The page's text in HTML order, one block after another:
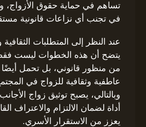
تساهم في حماية حقوق الأزواج،
في تجنب أي نزاعات قانونية
عند النظر إلى المتطلبات الثقافية
يتضح أن هذه الخطوات ليست
من منظور قانوني، بل تحمل أيضًا
عاطفية وثقافية للزواج في
وبالتالي، يصبح توثيق زواج
أداة لضمان الالتزام والاعتراف
يعزز من الاستقرار الأسري.